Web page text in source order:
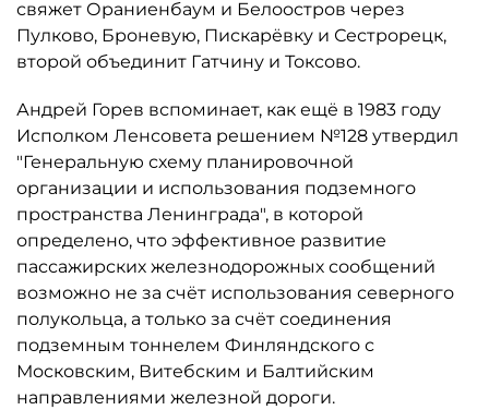
свяжет Ораниенбаум и Белоостров через
Пулково, Броневую, Пискарёвку и Сестрорецк,
второй объединит Гатчину и Токсово.
Андрей Горев вспоминает, как ещё в 1983 году
Исполком Ленсовета решением №128 утвердил
"Генеральную схему планировочной
организации и использования подземного
пространства Ленинграда", в которой
определено, что эффективное развитие
пассажирских железнодорожных сообщений
возможно не за счёт использования северного
полукольца, а только за счёт соединения
подземным тоннелем Финляндского с
Московским, Витебским и Балтийским
направлениями железной дороги.